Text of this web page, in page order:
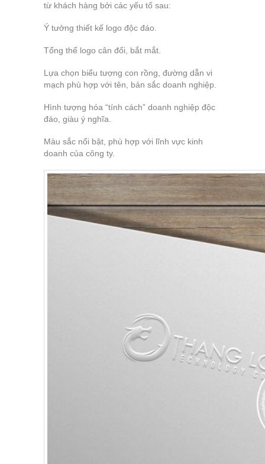
từ khách hàng bởi các yếu tố sau:
Ý tưởng thiết kế logo độc đáo.
Tổng thể logo cân đối, bắt mắt.
Lựa chọn biểu tượng con rồng, đường dẫn vi
mạch phù hợp với tên, bản sắc doanh nghiệp.
Hình tượng hóa “tính cách” doanh nghiệp độc
đáo, giàu ý nghĩa.
Màu sắc nổi bật, phù hợp với lĩnh vực kinh
doanh của công ty.